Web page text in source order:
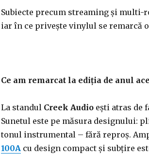
Subiecte precum streaming și multi-
iar în ce privește vinylul se remarcă
Ce am remarcat la ediția de anul
La standul Creek Audioești atras de
Sunetul este pe măsura designului:
tonul instrumental – fără reproș.
100Acu design compact și subțire